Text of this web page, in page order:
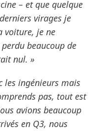
– et que quelque
virages je
voiture, je ne
beaucoup de
nul. »
les ingénieurs mais
pas, tout est
avions beaucoup
en Q3, nous